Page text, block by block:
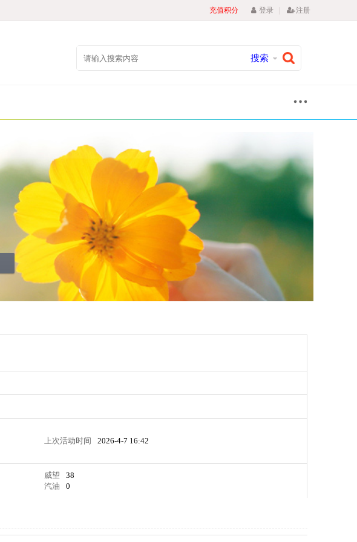
充值积分 登录 | 注册
搜索
上次活动时间
2026-4-7 16:42
威望
38
汽油 0